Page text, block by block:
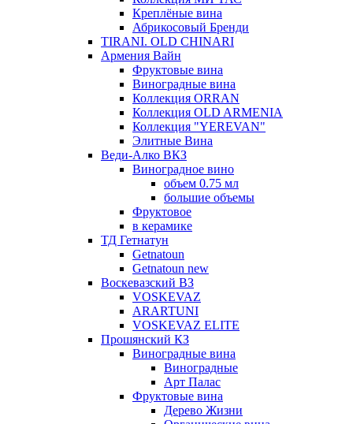
Креплёные вина
Абрикосовый Бренди
TIRANI. OLD CHINARI
Армения Вайн
Фруктовые вина
Виноградные вина
Коллекция ORRAN
Коллекция OLD ARMENIA
Коллекция "YEREVAN"
Элитные Вина
Веди-Алко ВКЗ
Виноградное вино
объем 0.75 мл
большие объемы
Фруктовое
в керамике
ТД Гетнатун
Getnatoun
Getnatoun new
Воскевазский ВЗ
VOSKEVAZ
ARARTUNI
VOSKEVAZ ELITE
Прошянский КЗ
Виноградные вина
Виноградные
Арт Палас
Фруктовые вина
Дерево Жизни